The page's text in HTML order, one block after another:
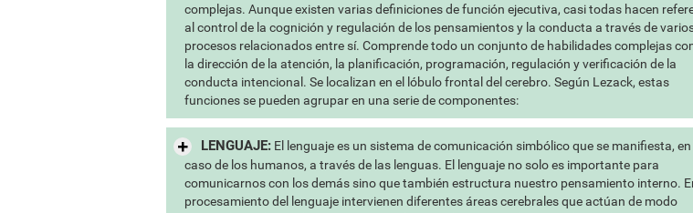
complejas. Aunque existen varias definiciones de función ejecutiva, casi todas hacen
al control de la cognición y regulación de los pensamientos y la conducta a través de
procesos relacionados entre sí. Comprende todo un conjunto de habilidades complejas
la dirección de la atención, la planificación, programación, regulación y verificación de la
conducta intencional. Se localizan en el lóbulo frontal del cerebro. Según Lezack, estas
funciones se pueden agrupar en una serie de componentes:
LENGUAJE:El lenguaje es un sistema de comunicación simbólico que se manifiesta, en
caso de los humanos, a través de las lenguas. El lenguaje no solo es importante para
comunicarnos con los demás sino que también estructura nuestro pensamiento interno.
procesamiento del lenguaje intervienen diferentes áreas cerebrales que actúan de modo